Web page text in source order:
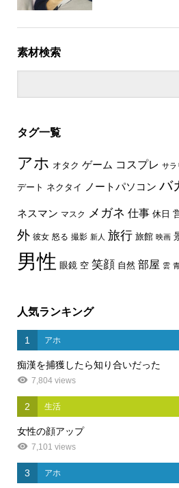
素材検索
タグ一覧
アホ オタク ゲーム コスプレ サラ
デート ネクタイ ノートパソコン バ
ネスマン マスク メガネ 仕事 休日
外 彼女 怒る 撮影 新人 旅行 旅館 映画
男性 眼鏡 空 笑顔 自然 部屋 雲
人気ランキング
1 アホ
痴漢を捕獲したら知り合いだった
7,804 views
2 生活
女性の顔アップ
7,101 views
3 アホ